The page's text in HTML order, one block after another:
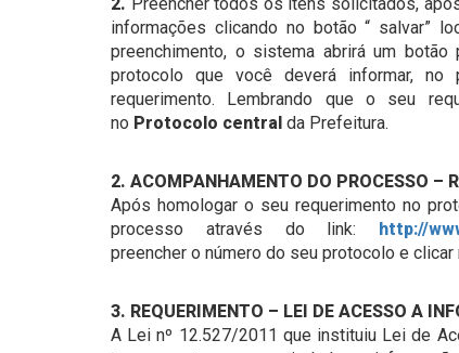
informações clicando no botão “ salvar”
preenchimento, o sistema abrirá um
protocolo que você deverá informar, no
requerimento. Lembrando que o seu
no Protocolo central da Prefeitura.
2. ACOMPANHAMENTO DO PROCESSO –
Após homologar o seu requerimento no
processo através do link: http://
preencher o número do seu protocolo e clicar
3. REQUERIMENTO – LEI DE ACESSO A
A Lei nº 12.527/2011 que instituiu Lei de